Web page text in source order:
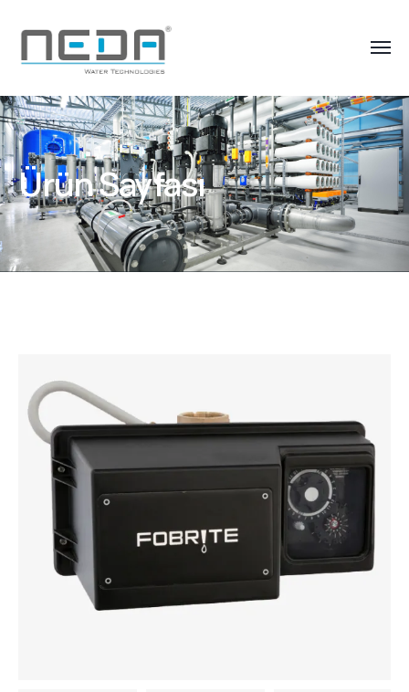
Ürün Sayfası